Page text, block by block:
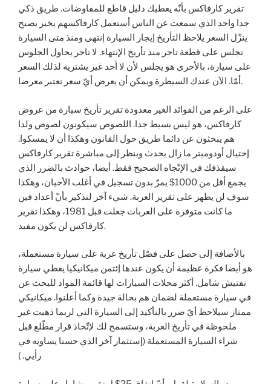
تقرير كارفاكس بأنّه يعطيك دليل قاطع للمفاوضات. طريق ذكي
جدا واحد الذي سمعت عن الناس أستعمل كارفاكسهم يخبر يصبح
ينزّل السعر يلاحظ التأريخ إيجار السيارة إنتهى ومنذ متى السيارة
تجلس على قطعة تاجر منذ تأريخ الإنتهاء. لا تاجر يحاول الجلوس
على سيارة، بالأحرى هو يجلس لأن لا أحد غير يشتريه لذلك السعر
أمّا. الآن عندك السيطرة ويمكن أن يعرض أيّ سعر تعتبر معرضا.
على الرغم من الفوائد الغير معدودة تقرير تأريخ سيارة من عروض
كارفاكس، هو ليس بسيط جدا. اللصوص سيكونون لصوص ولذا
هم يبحثون عن دائما طريق حول القانون وهكذا أن لا يمسكوا.
إحتيال أودوميتر ما زال يحدث وينظر إلى مباشرة تقرير كارفاكس
سيقذفك في الإتّجاه الصحيح فقط. أيضا، حوادث بالضرر الذي
يجمع أقل من 1000$ يمرّ بدون تسجيل في أغلب الأحيان، وهكذا
سوف لن يظهر على تقرير العربة. شيء آخر لتذكير بأنّ أعداد فين
ما كانت متوفرة على العربات جعلت قبل 1981، وهكذا تقرير
كارفاكس لن يكون مفيد.
بالأضافة إلى حصل على فصّل تأريخ عربة على سيارة مستعملة،
هو أيضا فكرة عظيمة أن يكون عندها إئتمن ميكانيكيا يعطي سيارة
تفتيش شامل. أكثر محلات السيارات لها قائمة المواد للبحث عن
في سيارة مستعملة لضمان هم بحالة جيدة وكما أعلنوا. ميكانيكي
ممتاز سيلاحظ أيّ ضرر بالتأكيد إلى السيارة التي لربما ذهبت غير
ملحوظة في تأريخ العربة، وستسمح لك لإتّخاذ قرار مطّلع قبل
شراء السيارة المستعملة (إستثمار آخر الذي حسنا يساويه في
رأيي. )